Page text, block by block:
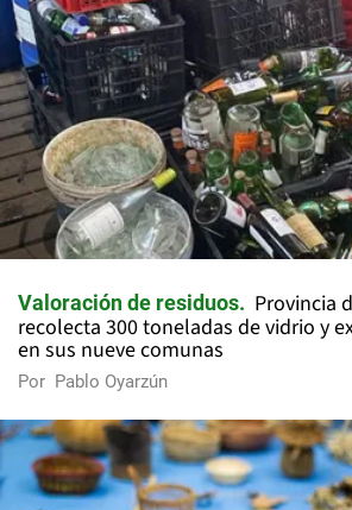
Valoración de residuos
Provincia
recolecta 300 toneladas de vidrio y
en sus nueve comunas
Por Pablo Oyarzún